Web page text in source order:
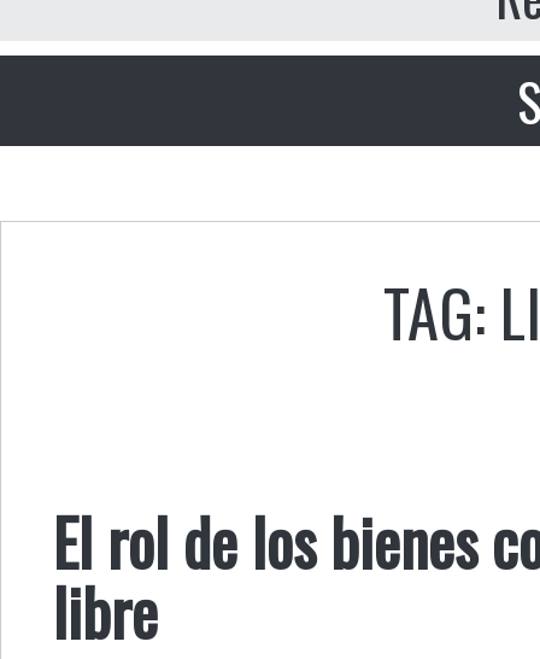
TAG:
El rol de los bienes
libre